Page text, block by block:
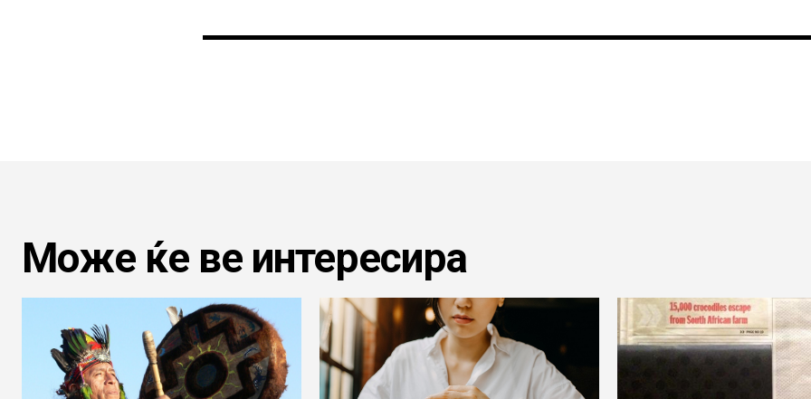
Може ќе ве интересира